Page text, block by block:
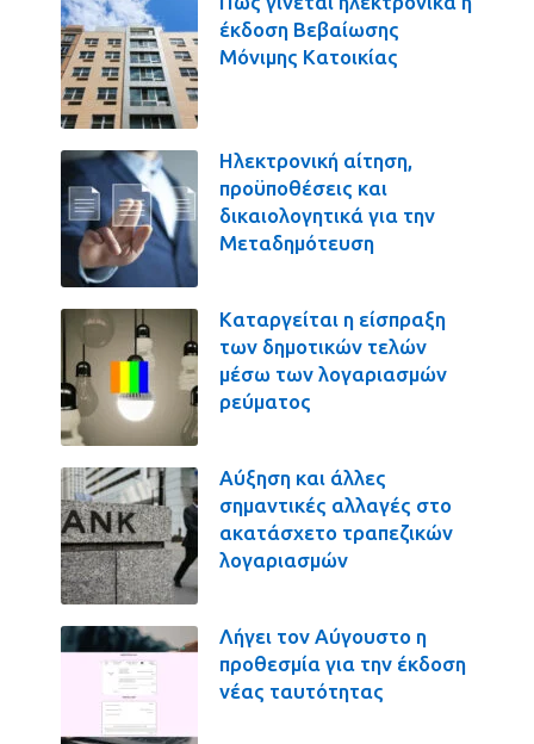
έκδοση Βεβαίωσης
Μόνιμης Κατοικίας
Ηλεκτρονική αίτηση,
προϋποθέσεις και
δικαιολογητικά για την
Μεταδημότευση
Καταργείται η είσπραξη
των δημοτικών τελών
μέσω των λογαριασμών
ρεύματος
Αύξηση και άλλες
σημαντικές αλλαγές στο
ακατάσχετο τραπεζικών
λογαριασμών
Λήγει τον Αύγουστο η
προθεσμία για την έκδοση
νέας ταυτότητας